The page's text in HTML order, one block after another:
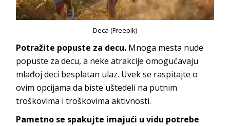
Deca (Freepik)
Potražite popuste za decu. Mnoga mesta nude
popuste za decu, a neke atrakcije omogućavaju
mlađoj deci besplatan ulaz. Uvek se raspitajte o
ovim opcijama da biste uštedeli na putnim
troškovima i troškovima aktivnosti.
Pametno se spakujte imajući u vidu potrebe